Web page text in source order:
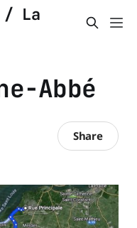
/ La
Abbé
Share